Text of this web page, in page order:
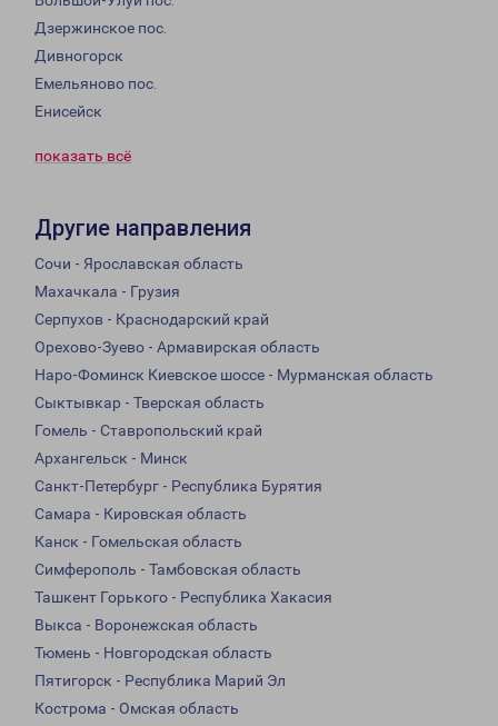
Дзержинское пос.
Дивногорск
Емельяново пос.
Енисейск
показать всё
Другие направления
Сочи - Ярославская область
Махачкала - Грузия
Серпухов - Краснодарский край
Орехово-Зуево - Армавирская область
Наро-Фоминск Киевское шоссе - Мурманская область
Сыктывкар - Тверская область
Гомель - Ставропольский край
Архангельск - Минск
Санкт-Петербург - Республика Бурятия
Самара - Кировская область
Канск - Гомельская область
Симферополь - Тамбовская область
Ташкент Горького - Республика Хакасия
Выкса - Воронежская область
Тюмень - Новгородская область
Пятигорск - Республика Марий Эл
Кострома - Омская область